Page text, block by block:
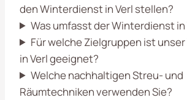
den Winterdienst in Verl stellen?
Was umfasst der Winterdienst in
Für welche Zielgruppen ist
in Verl geeignet?
Welche nachhaltigen Streu- und
Räumtechniken verwenden Sie?